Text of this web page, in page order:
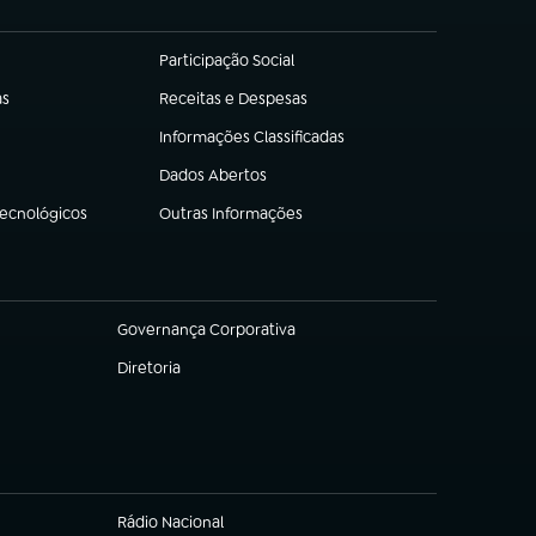
Participação Social
(abre em nova aba)
Receitas e Despesas
(abre em nova aba)
Informações Classificadas
(abre em nova aba)
Dados Abertos
(abre em nova aba)
Outras Informações
(abre em nova aba)
Governança Corporativa
(abre em nova aba)
Diretoria
(abre em nova aba)
Rádio Nacional
(abre em nova aba)